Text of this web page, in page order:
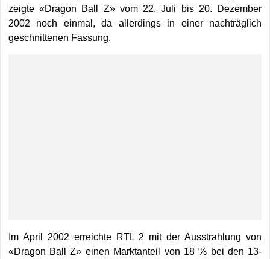
zeigte «Dragon Ball Z» vom 22. Juli bis 20. Dezember
2002 noch einmal, da allerdings in einer nachträglich
geschnittenen Fassung.
Im April 2002 erreichte RTL 2 mit der Ausstrahlung von
«Dragon Ball Z» einen Marktanteil von 18 % bei den 13-